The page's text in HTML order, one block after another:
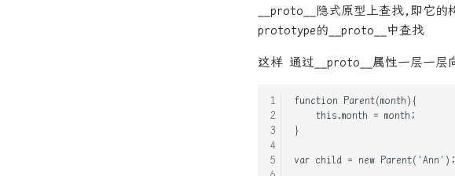
__proto__隐式原型上查找,即它
prototype的__proto__中查找
这样 通过__proto__属性一层一层